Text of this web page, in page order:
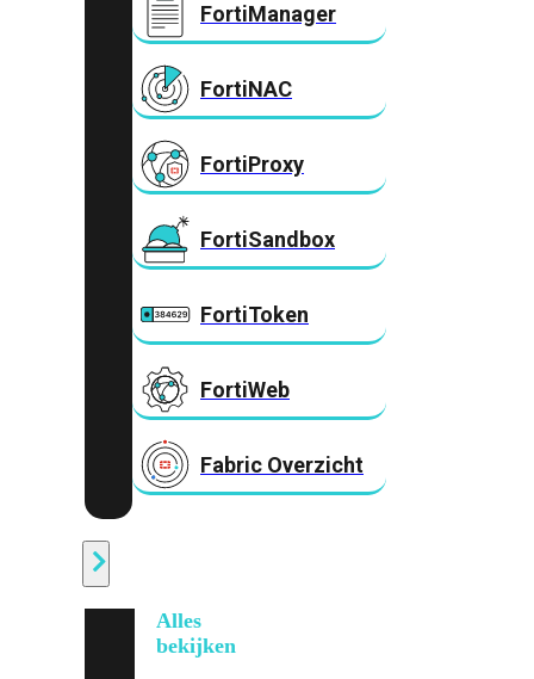
FortiManager
FortiNAC
FortiProxy
FortiSandbox
FortiToken
FortiWeb
Fabric Overzicht
Alles
bekijken